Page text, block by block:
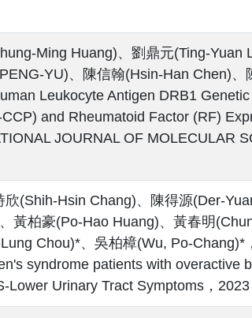
Ming Huang)、劉鼎元(Ting-Yuan
YU)、陳信翰(Hsin-Han Chen)、
Leukocyte Antigen DRB1
and Rheumatoid Factor (RF)
JOURNAL OF MOLECULAR
(Shih-Hsin Chang)、陳得源(Der-
黃柏豪(Po-Hao Huang)、黃春明
Chou)*、吳柏樟(Wu, Po-Chang)*
syndrome patients with overactive
Lower Urinary Tract Symptoms，2023